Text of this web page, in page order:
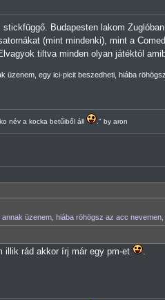
Budapesten lakom
(mint mindenki), mint a
tiltva minden olyan játéktól
egy ici-picit beszedheti, hiába
név a kocka betűiből áll ." by aron
üzenem, hiába röhögsz az acc
illik rád akkor írj már egy pm-et
.